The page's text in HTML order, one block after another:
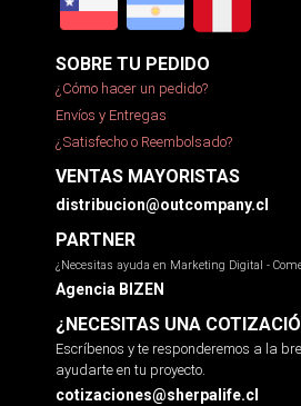
SOBRE TU PEDIDO
¿Cómo hacer un pedido?
Envíos y Entregas
¿Satisfecho o Reembolsado?
VENTAS MAYORISTAS
distribucion@outcompany.cl
PARTNER
¿Necesitas ayuda en Marketing Digital -
Agencia BIZEN
¿NECESITAS UNA
Escríbenos y te responderemos a la
ayudarte en tu proyecto.
cotizaciones@sherpalife.cl